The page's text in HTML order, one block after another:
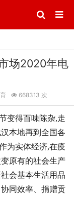
场2020年电
668313 次
变得百味陈杂,走
本地再到全国各
为实体经济,在疫
原有的社会生产
会基本生活用品
同效率、捐赠贡